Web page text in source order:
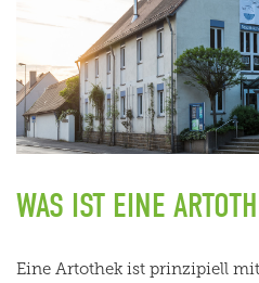
WAS IST EINE
Eine Artothek ist prinzipiell